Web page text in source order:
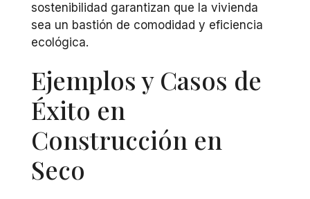
sostenibilidad garantizan que la vivienda
sea un bastión de comodidad y eficiencia
ecológica.
Ejemplos y Casos de
Éxito en
Construcción en
Seco